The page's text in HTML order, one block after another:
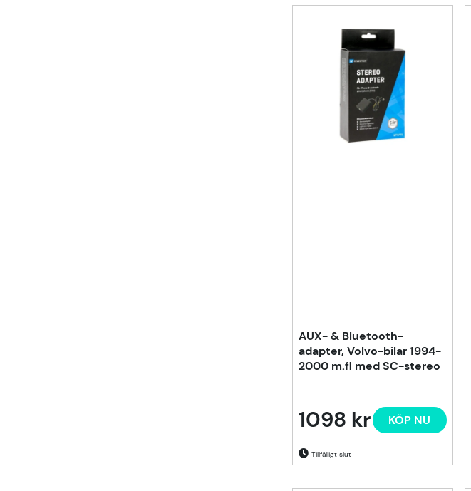
AUX- & Bluetooth-
adapter, Volvo-bilar 1994-
2000 m.fl med SC-stereo
1098 kr
Tillfälligt slut
KÖP NU